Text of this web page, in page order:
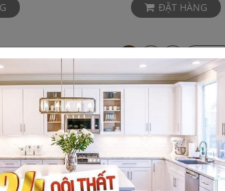
ĐẶT HÀNG
1 2 3 Kế tiếp